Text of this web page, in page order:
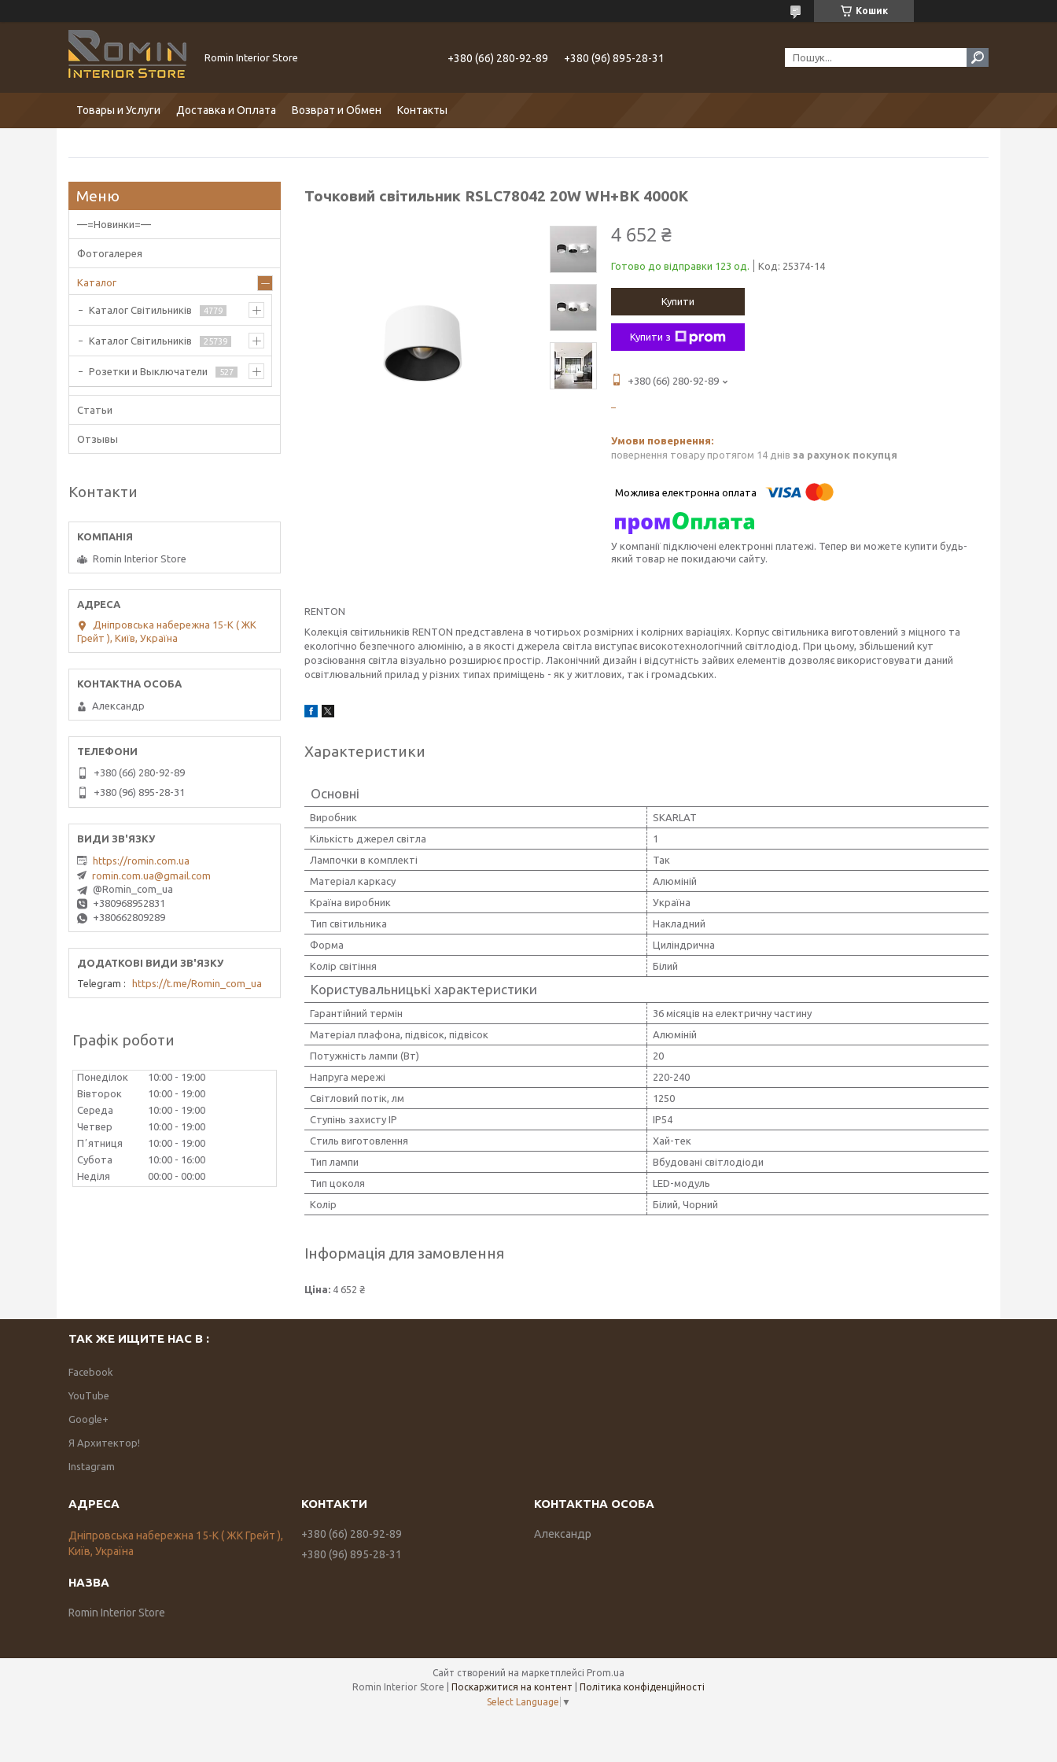
Кошик
Romin Interior Store +380 (66) 280-92-89 +380 (96) 895-28-31
Товары и Услуги Доставка и Оплата Возврат и Обмен Контакты
Точковий світильник RSLC78042 20W WH+BK 4000K
4 652 ₴
Готово до відправки 123 од. Код: 25374-14
Купити
Купити з
+380 (66) 280-92-89
повернення товару протягом 14 днів за рахунок покупця
У компанії підключені електронні платежі. Тепер ви можете купити будь-
який товар не покидаючи сайту.
RENTON
Колекція світильників RENTON представлена в чотирьох розмірних і колірних варіаціях. Корпус світильника виготовлений з міцного та
екологічно безпечного алюмінію, а в якості джерела світла виступає високотехнологічний світлодіод. При цьому, збільшений кут
розсіювання світла візуально розширює простір. Лаконічний дизайн і відсутність зайвих елементів дозволяє використовувати даний
освітлювальний прилад у різних типах приміщень - як у житлових, так і громадських.
Характеристики
Основні
Виробник
SKARLAT
Кількість джерел світла
1
Лампочки в комплекті
Так
Матеріал каркасу
Алюміній
Країна виробник
Україна
Тип світильника
Накладний
Форма
Циліндрична
Колір світіння
Білий
Користувальницькі характеристики
Гарантійний термін
36 місяців на електричну частину
Матеріал плафона, підвісок, підвісок
Алюміній
Потужність лампи (Вт)
20
Напруга мережі
220-240
Світловий потік, лм
1250
Ступінь захисту IP
IP54
Стиль виготовлення
Хай-тек
Тип лампи
Вбудовані світлодіоди
Тип цоколя
LED-модуль
Колір
Білий, Чорний
Інформація для замовлення
Ціна: 4 652 ₴
—=Новинки=—
Фотогалерея
Каталог
Каталог Світильників 4779
Каталог Світильників 25739
Розетки и Выключатели 527
Статьи
Отзывы
Контакти
Romin Interior Store
Дніпровська набережна 15-К ( ЖК
Грейт ), Київ, Україна
Александр
+380 (66) 280-92-89
+380 (96) 895-28-31
https://romin.com.ua
romin.com.ua@gmail.com
@Romin_com_ua
+380968952831
+380662809289
Telegram https://t.me/Romin_com_ua
Графік роботи
Понеділок 10:00
19:00
Вівторок
10:00
19:00
Середа
10:00
19:00
Четвер
10:00
19:00
Пʼятниця
10:00
19:00
Субота
10:00
16:00
Неділя
00:00 00:00
ТАК ЖЕ ИЩИТЕ НАС В :
Facebook
YouTube
Google+
Я Архитектор!
Instagram
Дніпровська набережна 15-К ( ЖК Грейт ),
Київ, Україна
Romin Interior Store
+380 (66) 280-92-89
+380 (96) 895-28-31
Александр
Сайт створений на маркетплейсі Prom.ua
Поскаржитися на контент
Політика конфіденційності
Select Language ▼